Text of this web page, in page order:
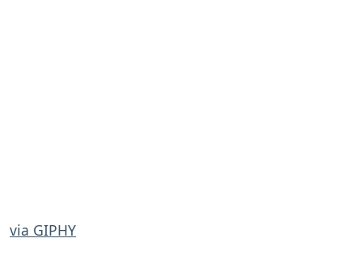
via GIPHY